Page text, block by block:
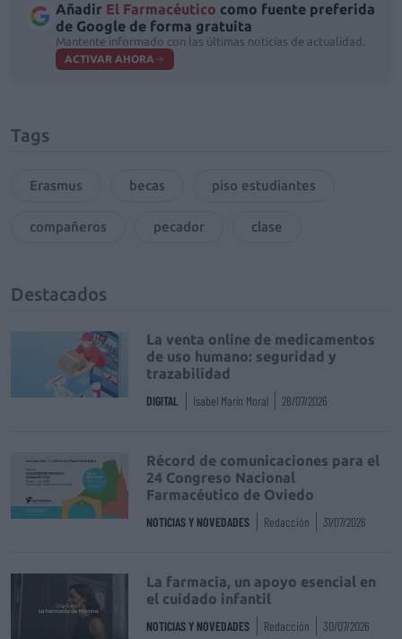
Añadir El Farmacéutico como fuente preferida
de Google de forma gratuita
Mantente informado con las últimas noticias de actualidad.
ACTIVAR AHORA
Tags
Erasmus becas piso estudiantes
compañeros pecador clase
Destacados
La venta online de medicamentos
de uso humano: seguridad y
trazabilidad
DIGITAL Isabel Marín Moral 28/07/2026
Récord de comunicaciones para el
24 Congreso Nacional
Farmacéutico de Oviedo
NOTICIAS Y NOVEDADES Redacción 31/07/2026
La farmacia, un apoyo esencial en
el cuidado infantil
NOTICIAS Y NOVEDADES Redacción 30/07/2026